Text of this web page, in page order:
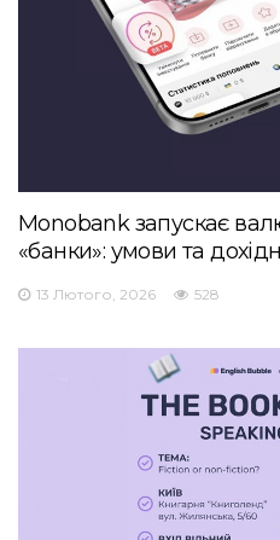
Monobank запускає
«банки»: умови та
13 Лютого, 2026 528